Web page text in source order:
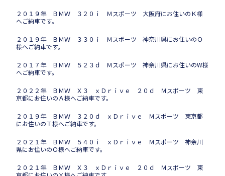
２０１９年 ＢＭＷ ３２０ｉ Ｍスポーツ 大阪府にお住いのＫ様
へご納車です。
２０１９年 ＢＭＷ ３３０ｉ Ｍスポーツ 神奈川県にお住いのＯ
様へご納車です。
２０１７年 ＢＭＷ ５２３ｄ Ｍスポーツ 神奈川県にお住いのW様
へご納車です。
２０２２年 ＢＭＷ Ｘ３ ｘＤｒｉｖｅ ２０ｄ Ｍスポーツ 東
京都にお住いのＡ様へご納車です。
２０１９年 ＢＭＷ ３２０ｄ ｘＤｒｉｖｅ Ｍスポーツ 東京都
にお住いのＴ様へご納車です。
２０２１年 ＢＭＷ ５４０ｉ ｘＤｒｉｖｅ Ｍスポーツ 神奈川
県にお住いのＯ様へご納車です。
２０２１年 ＢＭＷ Ｘ３ ｘＤｒｉｖｅ ２０ｄ Ｍスポーツ 東